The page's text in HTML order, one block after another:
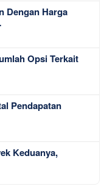
Dengan Harga
Opsi Terkait
Pendapatan
Keduanya,